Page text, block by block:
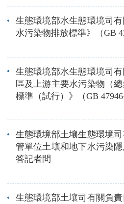
生態環境部水生態環境司
水污染物排放標準》（GB
生態環境部水生態環境司
區及上游主要水污染物（
標準（試行）》（GB
生態環境部土壤生態環境
管單位土壤和地下水污染隱
答記者問
生態環境部土壤司有關負